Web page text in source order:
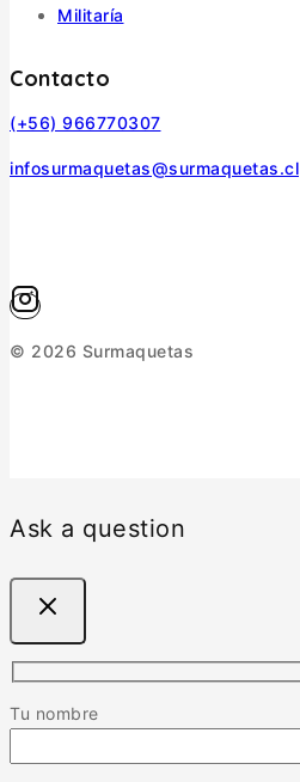
Militaría
Contacto
(+56) 966770307
infosurmaquetas@surmaquetas.cl
© 2026 Surmaquetas
Ask a question
Tu nombre